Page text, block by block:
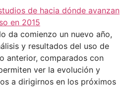
da comienzo un nuevo año,
y resultados del uso de
anterior, comparados con
ver la evolución y
a dirigirnos en los próximos